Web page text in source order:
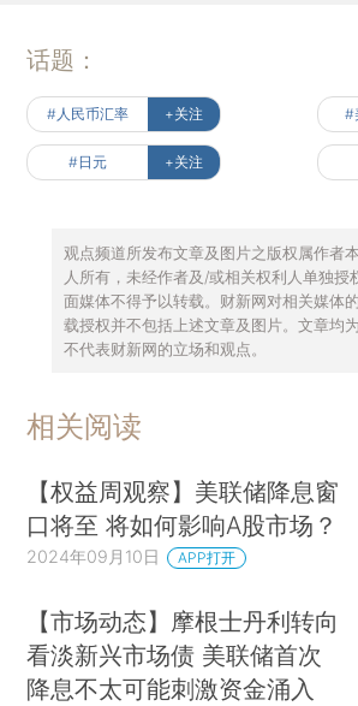
话题：
#人民币汇率 +关注 #
#日元 +关注
观点频道所发布文章及图片之版权属作者
人所有，未经作者及/或相关权利人单独授
面媒体不得予以转载。财新网对相关媒体
载授权并不包括上述文章及图片。文章均
不代表财新网的立场和观点。
相关阅读
【权益周观察】美联储降息窗
口将至 将如何影响A股市场？
2024年09月10日 APP打开
【市场动态】摩根士丹利转向
看淡新兴市场债 美联储首次
降息不太可能刺激资金涌入